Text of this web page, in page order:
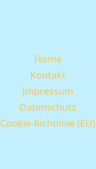
Home
Kontakt
Impressum
Datenschutz
Cookie-Richtlinie (EU)